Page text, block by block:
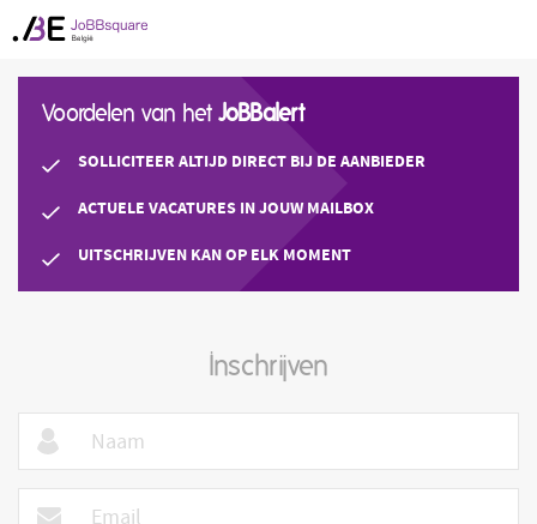
Voordelen van het JoBBalert
SOLLICITEER ALTIJD DIRECT BIJ DE AANBIEDER
ACTUELE VACATURES IN JOUW MAILBOX
UITSCHRIJVEN KAN OP ELK MOMENT
Inschrijven